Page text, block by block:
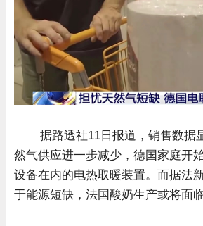
据路透社11日报道，销售数据
然气供应进一步减少，德国家庭开
设备在内的电热取暖装置。而据法
于能源短缺，法国酸奶生产或将面临